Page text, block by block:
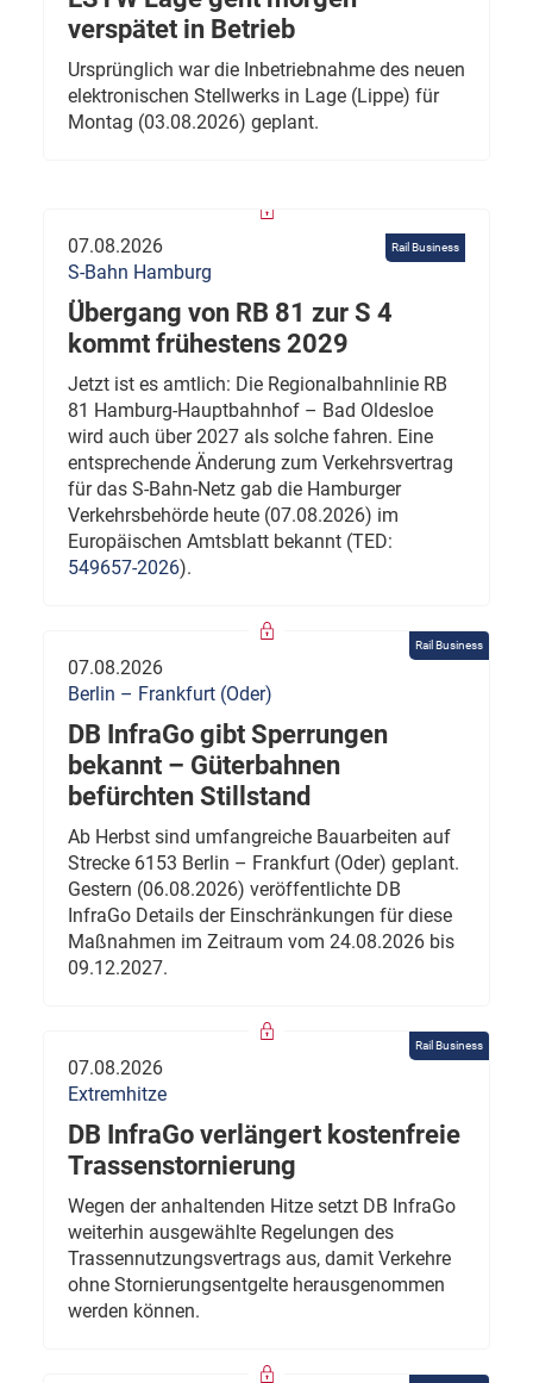
verspätet in Betrieb
Ursprünglich war die Inbetriebnahme des neuen
elektronischen Stellwerks in Lage (Lippe) für
Montag (03.08.2026) geplant.
Rail Business
07.08.2026
S-Bahn Hamburg
Übergang von RB 81 zur S 4
kommt frühestens 2029
Jetzt ist es amtlich: Die Regionalbahnlinie RB
81 Hamburg-Hauptbahnhof – Bad Oldesloe
wird auch über 2027 als solche fahren. Eine
entsprechende Änderung zum Verkehrsvertrag
für das S-Bahn-Netz gab die Hamburger
Verkehrsbehörde heute (07.08.2026) im
Europäischen Amtsblatt bekannt (TED:
549657-2026).
Rail Business
07.08.2026
Berlin – Frankfurt (Oder)
DB InfraGo gibt Sperrungen
bekannt – Güterbahnen
befürchten Stillstand
Ab Herbst sind umfangreiche Bauarbeiten auf
Strecke 6153 Berlin – Frankfurt (Oder) geplant.
Gestern (06.08.2026) veröffentlichte DB
InfraGo Details der Einschränkungen für diese
Maßnahmen im Zeitraum vom 24.08.2026 bis
09.12.2027.
Rail Business
07.08.2026
Extremhitze
DB InfraGo verlängert kostenfreie
Trassenstornierung
Wegen der anhaltenden Hitze setzt DB InfraGo
weiterhin ausgewählte Regelungen des
Trassennutzungsvertrags aus, damit Verkehre
ohne Stornierungsentgelte herausgenommen
werden können.